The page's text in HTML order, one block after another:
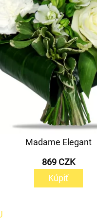
Madame Elegant
869 CZK
Kúpiť